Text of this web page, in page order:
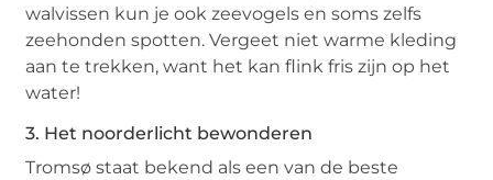
walvissen kun je ook zeevogels en soms zelfs
zeehonden spotten. Vergeet niet warme kleding
aan te trekken, want het kan flink fris zijn op het
water!
3. Het noorderlicht bewonderen
Tromsø staat bekend als een van de beste